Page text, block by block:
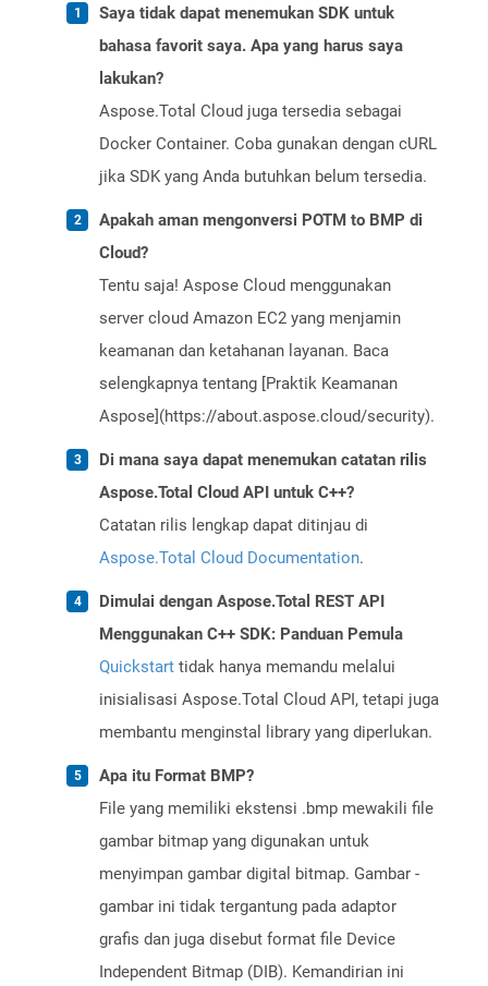
Saya tidak dapat menemukan SDK untuk
bahasa favorit saya. Apa yang harus saya
lakukan?
Aspose.Total Cloud juga tersedia sebagai
Docker Container. Coba gunakan dengan cURL
jika SDK yang Anda butuhkan belum tersedia.
Apakah aman mengonversi POTM to BMP di
Cloud?
Tentu saja! Aspose Cloud menggunakan
server cloud Amazon EC2 yang menjamin
keamanan dan ketahanan layanan. Baca
selengkapnya tentang [Praktik Keamanan
Aspose](https://about.aspose.cloud/security).
Di mana saya dapat menemukan catatan rilis
Aspose.Total Cloud API untuk C++?
Catatan rilis lengkap dapat ditinjau di
Aspose.Total Cloud Documentation.
Dimulai dengan Aspose.Total REST API
Menggunakan C++ SDK: Panduan Pemula
Quickstart tidak hanya memandu melalui
inisialisasi Aspose.Total Cloud API, tetapi juga
membantu menginstal library yang diperlukan.
Apa itu Format BMP?
File yang memiliki ekstensi .bmp mewakili file
gambar bitmap yang digunakan untuk
menyimpan gambar digital bitmap. Gambar -
gambar ini tidak tergantung pada adaptor
grafis dan juga disebut format file Device
Independent Bitmap (DIB). Kemandirian ini